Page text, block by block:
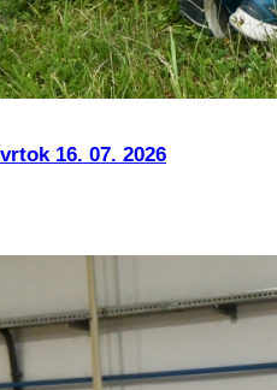
16. 07. 2026